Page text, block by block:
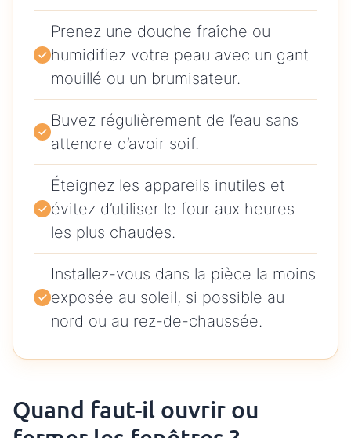
Prenez une douche fraîche ou
humidifiez votre peau avec un gant
mouillé ou un brumisateur.
Buvez régulièrement de l’eau sans
attendre d’avoir soif.
Éteignez les appareils inutiles et
évitez d’utiliser le four aux heures
les plus chaudes.
Installez-vous dans la pièce la moins
exposée au soleil, si possible au
nord ou au rez-de-chaussée.
Quand faut-il ouvrir ou